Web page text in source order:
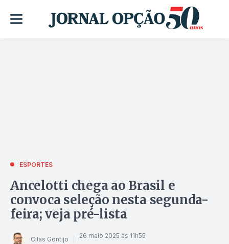
ESPORTES
Ancelotti chega ao Brasil e
convoca seleção nesta segunda-
feira; veja pré-lista
Cilas Gontijo 26 maio 2025 às 11h55